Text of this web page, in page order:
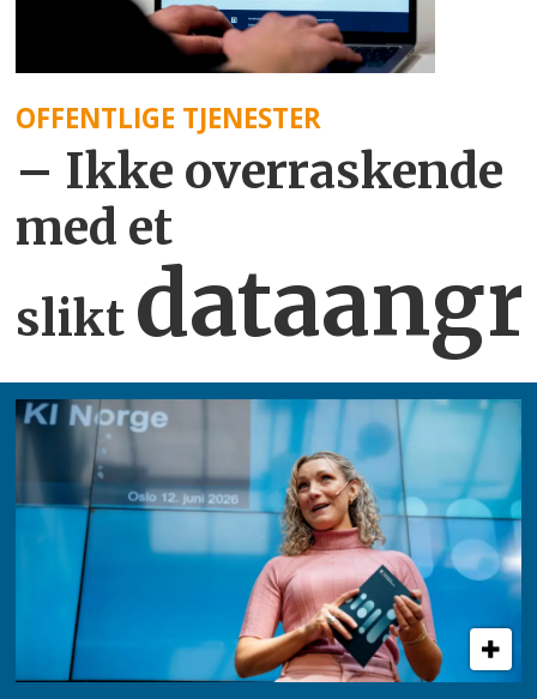
OFFENTLIGE TJENESTER
– Ikke overraskende
med et
slikt